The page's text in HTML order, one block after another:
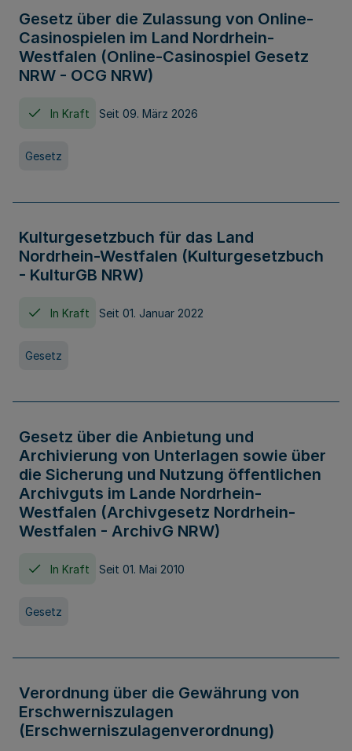
Gesetz über die Zulassung von Online-
Casinospielen im Land Nordrhein-
Westfalen (Online-Casinospiel Gesetz
NRW - OCG NRW)
In Kraft Seit 09. März 2026
Gesetz
Kulturgesetzbuch für das Land
Nordrhein-Westfalen (Kulturgesetzbuch
- KulturGB NRW)
In Kraft Seit 01. Januar 2022
Gesetz
Gesetz über die Anbietung und
Archivierung von Unterlagen sowie über
die Sicherung und Nutzung öffentlichen
Archivguts im Lande Nordrhein-
Westfalen (Archivgesetz Nordrhein-
Westfalen - ArchivG NRW)
In Kraft Seit 01. Mai 2010
Gesetz
Verordnung über die Gewährung von
Erschwerniszulagen
(Erschwerniszulagenverordnung)